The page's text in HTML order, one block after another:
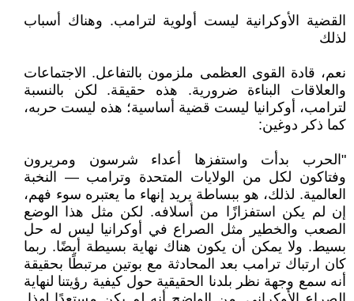
القضية الأوكرانية ليست أولوية لترامب. وهناك أسباب
لذلك
نعم، قادة القوى العظمى ملزمون بالتفاعل. الاجتماعات
والعلاقات البناءة ضرورية. هذه حقيقة. لكن بالنسبة
لترامب، أوكرانيا ليست قضية أساسية؛ هذه ليست حربه،
كما ذكر دوغين:
"الحرب بدأت واستفزها أعداء شرسون ومريرون
وفتاكون لكل من الولايات المتحدة وترامب — النخبة
العالمية. لذلك، هو ببساطة يريد إنهاء ما يعتبره سوء فهم،
إن لم يكن استفزازًا من أسلافه. لكن مثل هذا الوضع
الصعب والخطير مثل الصراع في أوكرانيا ليس له حل
بسيط. ولا يمكن أن يكون هناك نهاية بسيطة أيضًا. ربما
كان ارتباك ترامب بعد المحادثة مع بوتين مرتبطًا بحقيقة
أنه سمع وجهة نظر بلدنا الحقيقية حول كيفية رؤيتنا لنهاية